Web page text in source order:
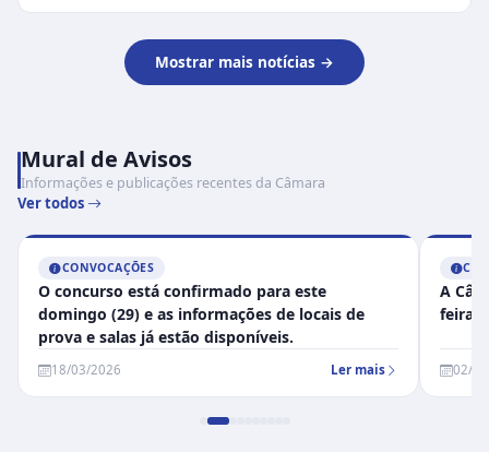
Mostrar mais notícias →
Mural de Avisos
Informações e publicações recentes da Câmara
Ver todos
CONVOCAÇÕES
A Câmara retoma as atividades na segunda-
feira, 03 de fevereiro, às 13h30
02/02/2026 Ler mais
Edital
LOA
01/